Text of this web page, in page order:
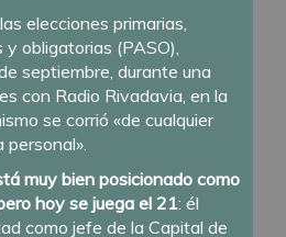
elecciones primarias,
obligatorias (PASO),
septiembre, durante una
con Radio Rivadavia, en la
se corrió «de cualquier
muy bien posicionado como
hoy se juega el 21: él
como jefe de la Capital de